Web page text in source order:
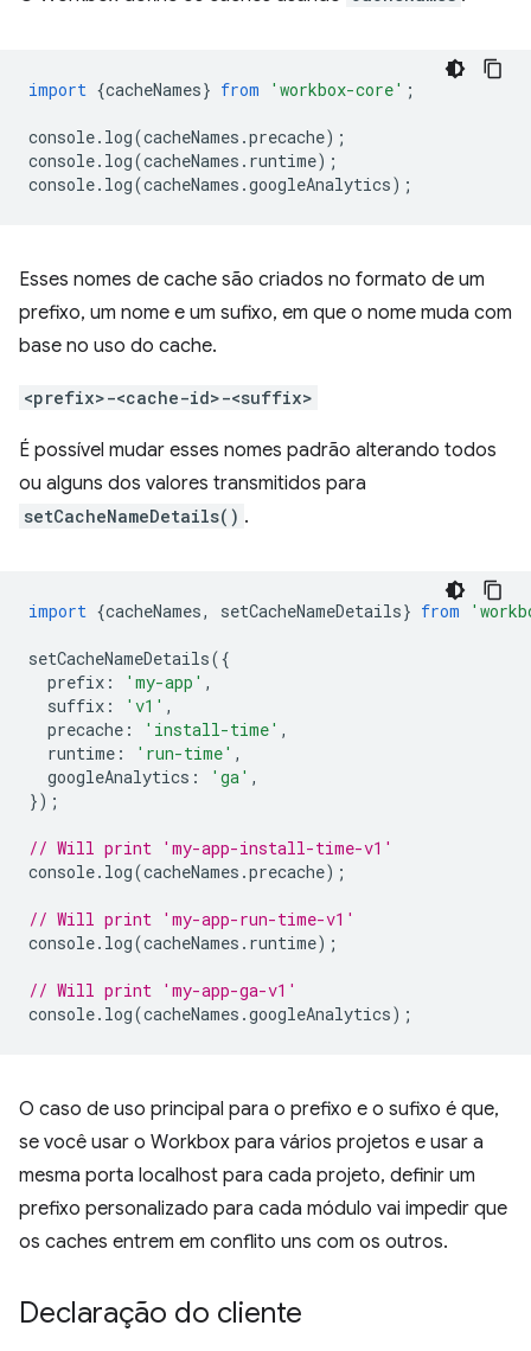
import {cacheNames} from 'workbox-core' ;
console. log(cacheNames .precache);
console. log(cacheNames . runtime);
console. log(cacheNames .googleAnalytics);
Esses nomes de cache são criados no formato de um
prefixo, um nome e um sufixo, em que o nome muda com
base no uso do cache.
<prefix>-<cache-id>-<suffix>
É possível mudar esses nomes padrão alterando todos
ou alguns dos valores transmitidos para
setCacheNameDetails() .
import {cacheNames, setCacheNameDetails} from
setCacheNameDetails({
prefix : 'my-app' ,
suffix : 'v1' ,
precache : 'install-time' ,
runtime : 'run-time' ,
googleAnalytics : 'ga' ,
});
// Will print 'my-app-install-time-v1'
console. log(cacheNames .precache);
// Will print 'my-app-run-time-v1'
console. log(cacheNames . runtime);
// Will print 'my-app-ga-v1'
console. log(cacheNames .googleAnalytics);
O caso de uso principal para o prefixo e o sufixo é que,
se você usar o Workbox para vários projetos e usar a
mesma porta localhost para cada projeto, definir um
prefixo personalizado para cada módulo vai impedir que
os caches entrem em conflito uns com os outros.
Declaração do cliente